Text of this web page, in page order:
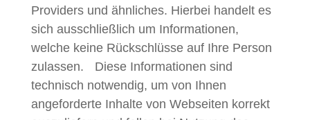
Providers und ähnliches. Hierbei handelt es
sich ausschließlich um Informationen,
welche keine Rückschlüsse auf Ihre Person
zulassen. Diese Informationen sind
technisch notwendig, um von Ihnen
angeforderte Inhalte von Webseiten korrekt